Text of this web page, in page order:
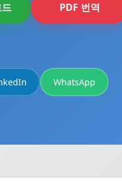
PDF 번역
WhatsApp